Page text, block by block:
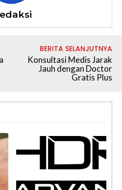
BERITA SELANJUTNYA
Konsultasi Medis Jarak
Jauh dengan Doctor
Gratis Plus